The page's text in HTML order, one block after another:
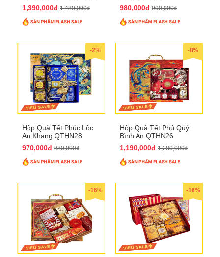
1,390,000đ 1,480,000₫
980,000đ 990,000₫
-2%
Hộp Quà Tết Phúc Lộc
An Khang QTHN28
970,000đ 980,000₫
-8%
Hộp Quà Tết Phú Quý
Bình An QTHN26
1,190,000đ 1,280,000₫
-16% -16%